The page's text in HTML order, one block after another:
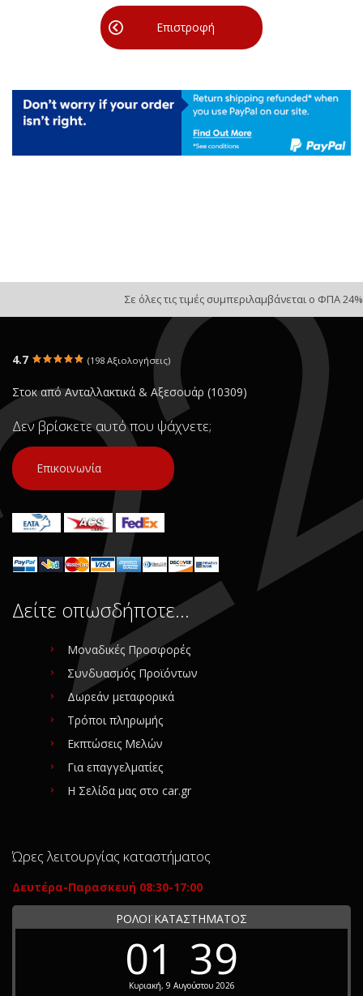
Επιστροφή
Σε όλες τις τιμές συμπεριλαμβάνεται ο ΦΠΑ 24%
4.7 (198 Αξιολογήσεις)
Στοκ από Ανταλλακτικά & Αξεσουάρ (10309)
Δεν βρίσκετε αυτό που ψάχνετε;
Επικοινωνία
Δείτε οπωσδήποτε…
Μοναδικές Προσφορές
Συνδυασμός Προϊόντων
Δωρεάν μεταφορικά
Τρόποι πληρωμής
Εκπτώσεις Μελών
Για επαγγελματίες
Η Σελίδα μας στο car.gr
Ώρες λειτουργίας καταστήματος
Δευτέρα-Παρασκευή 08:30-17:00
ΡΟΛΟΪ ΚΑΤΑΣΤΗΜΑΤΟΣ
01 39
Κυριακή, 9 Αυγούστου 2026